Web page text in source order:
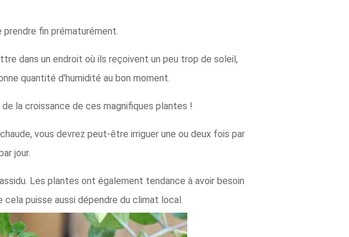
prendre fin prématurément.
dans un endroit où ils reçoivent un peu trop de soleil,
quantité d'humidité au bon moment.
la croissance de ces magnifiques plantes !
vous devrez peut-être irriguer une ou deux fois par
jour.
Les plantes ont également tendance à avoir besoin
puisse aussi dépendre du climat local.